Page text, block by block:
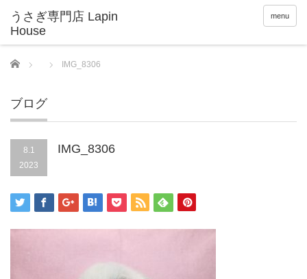
menu
Home IMG_8306
ブログ
8.1
2023
IMG_8306